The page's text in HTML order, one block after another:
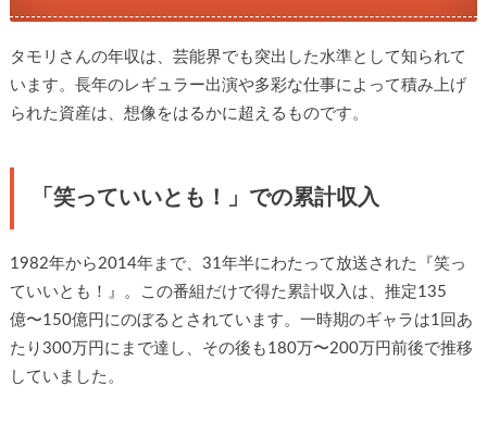
タモリさんの年収は、芸能界でも突出した水準として知られて
います。長年のレギュラー出演や多彩な仕事によって積み上げ
られた資産は、想像をはるかに超えるものです。
「笑っていいとも！」での累計収入
1982年から2014年まで、31年半にわたって放送された『笑っ
ていいとも！』。この番組だけで得た累計収入は、推定135
億〜150億円にのぼるとされています。一時期のギャラは1回あ
たり300万円にまで達し、その後も180万〜200万円前後で推移
していました。